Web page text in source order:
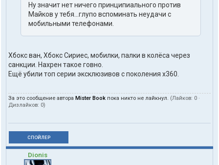
Ну значит нет ничего принципиального против
Майков у тебя...глупо вспоминать неудачи с
мобильными телефонами.
Хбокс ван, Хбокс Сириес, мобилки, палки в колёса через
санкции. Нахрен такое говно.
Ещё убили топ серии эксклюзивов с поколения х360.
За это сообщение автора Mister Book пока никто не лайкнул. (Лайков: 0 ·
Дизлайков: 0)
СПОЙЛЕР
Dionis